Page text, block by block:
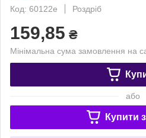
Код: 60122e
Роздріб
159,85 ₴
Мінімальна сума замовлення на
або
Купити з